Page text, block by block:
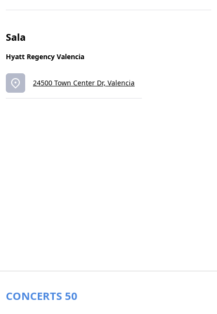
Sala
Hyatt Regency Valencia
24500 Town Center Dr, Valencia
CONCERTS 50